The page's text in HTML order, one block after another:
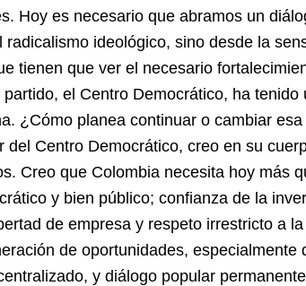
Hoy es necesario que abramos un
ideológico, sino desde la
tienen que ver el necesario
el Centro Democrático, ha tenido
¿Cómo planea continuar o cambiar
del Centro Democrático, creo en su
Creo que Colombia necesita hoy más
y bien público; confianza de la
de empresa y respeto irrestricto a
de oportunidades, especialmente
y diálogo popular